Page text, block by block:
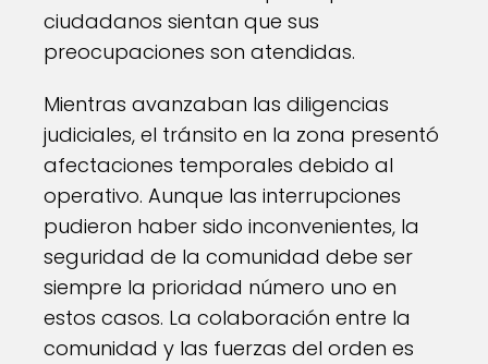
ciudadanos sientan que sus
preocupaciones son atendidas.
Mientras avanzaban las diligencias
judiciales, el tránsito en la zona presentó
afectaciones temporales debido al
operativo. Aunque las interrupciones
pudieron haber sido inconvenientes, la
seguridad de la comunidad debe ser
siempre la prioridad número uno en
estos casos. La colaboración entre la
comunidad y las fuerzas del orden es